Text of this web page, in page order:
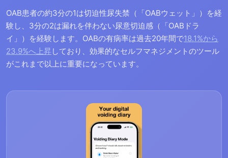
OAB患者の約3分の1は切迫性尿失禁（「OABウェット」）を経
験し、3分の2は漏れを伴わない尿意切迫感（「OABドラ
イ」）を経験します。OABの有病率は過去20年間で18.1%から
23.9%へ上昇 しており、効果的なセルフマネジメントのツール
がこれまで以上に重要になっています。